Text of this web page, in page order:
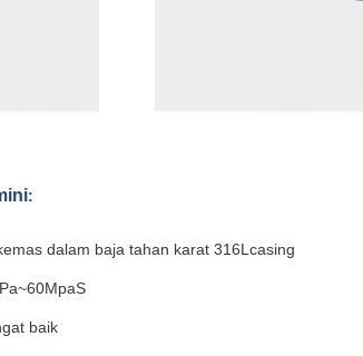
:
dalam baja tahan karat 316L casing
baik